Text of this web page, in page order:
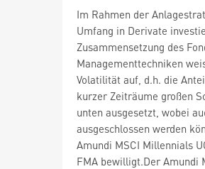
Im Rahmen der
Umfang in Derivate
Zusammensetzung des
Managementtechniken
Volatilität auf, d.h. die
kurzer Zeiträume großen
unten ausgesetzt, wobei
ausgeschlossen werden
Amundi MSCI Millennials
FMA bewilligt.Der Amundi